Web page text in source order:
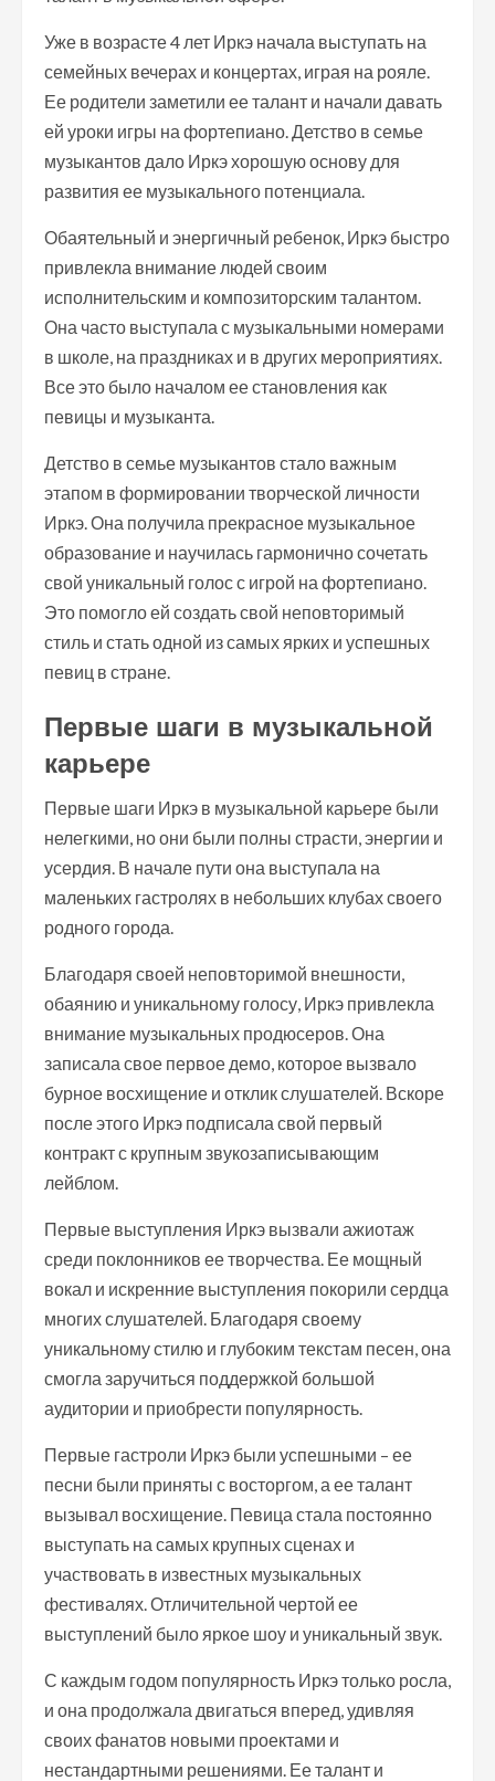
Уже в возрасте 4 лет Иркэ начала выступать на
семейных вечерах и концертах, играя на рояле.
Ее родители заметили ее талант и начали давать
ей уроки игры на фортепиано. Детство в семье
музыкантов дало Иркэ хорошую основу для
развития ее музыкального потенциала.
Обаятельный и энергичный ребенок, Иркэ быстро
привлекла внимание людей своим
исполнительским и композиторским талантом.
Она часто выступала с музыкальными номерами
в школе, на праздниках и в других мероприятиях.
Все это было началом ее становления как
певицы и музыканта.
Детство в семье музыкантов стало важным
этапом в формировании творческой личности
Иркэ. Она получила прекрасное музыкальное
образование и научилась гармонично сочетать
свой уникальный голос с игрой на фортепиано.
Это помогло ей создать свой неповторимый
стиль и стать одной из самых ярких и успешных
певиц в стране.
Первые шаги в музыкальной
карьере
Первые шаги Иркэ в музыкальной карьере были
нелегкими, но они были полны страсти, энергии и
усердия. В начале пути она выступала на
маленьких гастролях в небольших клубах своего
родного города.
Благодаря своей неповторимой внешности,
обаянию и уникальному голосу, Иркэ привлекла
внимание музыкальных продюсеров. Она
записала свое первое демо, которое вызвало
бурное восхищение и отклик слушателей. Вскоре
после этого Иркэ подписала свой первый
контракт с крупным звукозаписывающим
лейблом.
Первые выступления Иркэ вызвали ажиотаж
среди поклонников ее творчества. Ее мощный
вокал и искренние выступления покорили сердца
многих слушателей. Благодаря своему
уникальному стилю и глубоким текстам песен, она
смогла заручиться поддержкой большой
аудитории и приобрести популярность.
Первые гастроли Иркэ были успешными – ее
песни были приняты с восторгом, а ее талант
вызывал восхищение. Певица стала постоянно
выступать на самых крупных сценах и
участвовать в известных музыкальных
фестивалях. Отличительной чертой ее
выступлений было яркое шоу и уникальный звук.
С каждым годом популярность Иркэ только росла,
и она продолжала двигаться вперед, удивляя
своих фанатов новыми проектами и
нестандартными решениями. Ее талант и